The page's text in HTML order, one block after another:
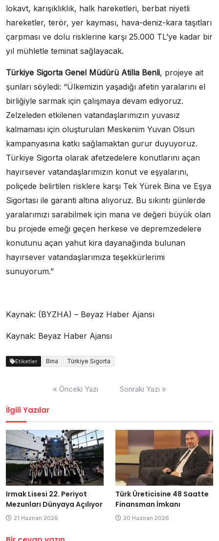
lokavt, karışıklıklık, halk hareketleri, berbat niyetli
hareketler, terör, yer kayması, hava-deniz-kara taşıtları
çarpması ve dolu risklerine karşı 25.000 TL’ye kadar bir
yıl mühletle teminat sağlayacak.
Türkiye Sigorta Genel Müdürü Atilla Benli, projeye ait
şunları söyledi: “Ülkemizin yaşadığı afetin yaralarını el
birliğiyle sarmak için çalışmaya devam ediyoruz.
Zelzeleden etkilenen vatandaşlarımızın yuvasız
kalmaması için oluşturulan Meskenim Yuvan Olsun
kampanyasına katkı sağlamaktan gurur duyuyoruz.
Türkiye Sigorta olarak afetzedelere konutlarını açan
hayırsever vatandaşlarımızın konut ve eşyalarını,
poliçede belirtilen risklere karşı Tek Yürek Bina ve Eşya
Sigortası ile garanti altına alıyoruz. Bu sıkıntı günlerde
yaralarımızı sarabilmek için mana ve değeri büyük olan
bu projede emeği geçen herkese ve depremzedelere
konutunu açan yahut kira dayanağında bulunan
hayırsever vatandaşlarımıza teşekkürlerimi
sunuyorum.”
Kaynak: (BYZHA) – Beyaz Haber Ajansı
Kaynak: Beyaz Haber Ajansı
Etiketler Bina Türkiye Sigorta
« Önceki Yazı Sonraki Yazı »
İlgili Yazılar
Irmak Lisesi 22. Periyot
Mezunları Dünyaya Açılıyor
21 Haziran 2026
Türk Üreticisine 48 Saatte
Finansman İmkanı
20 Haziran 2026